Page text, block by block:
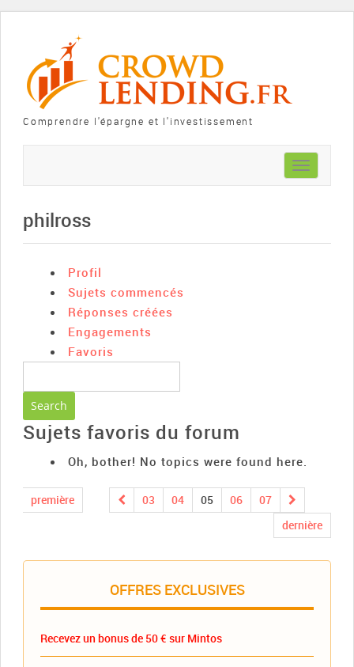
Comprendre l'épargne et l'investissement
Toggle
navigation
philross
Profil
Sujets commencés
Réponses créées
Engagements
Favoris
Sujets favoris du forum
Oh, bother! No topics were found here.
première 03 04 05 06
07
dernière
OFFRES EXCLUSIVES
Recevez un bonus de 50 € sur Mintos